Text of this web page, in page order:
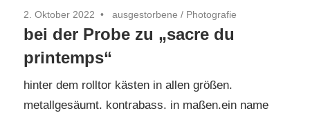
2. Oktober 2022 ausgestorbene / Photografie
bei der Probe zu „sacre du
printemps“
hinter dem rolltor kästen in allen größen.
metallgesäumt. kontrabass. in maßen.ein name